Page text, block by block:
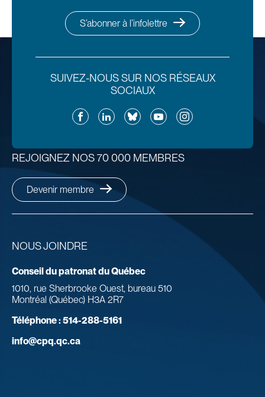
S’abonner à l’infolettre
SUIVEZ-NOUS SUR NOS RÉSEAUX
SOCIAUX
FacebookLinkedInBlueskyYouTubeInstagram
NOUS JOINDRE
Conseil du patronat du Québec
1010, rue Sherbrooke Ouest, bureau 510
Montréal (Québec) H3A 2R7
Téléphone :514-288-5161
info@cpq.qc.ca
REJOIGNEZ NOS 70 000 MEMBRES
Devenir membre